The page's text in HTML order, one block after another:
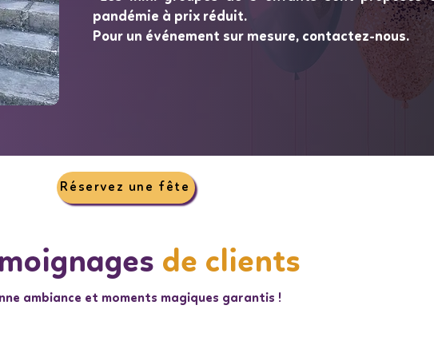
pandémie à prix réduit.
Pour un événement sur mesure, contactez-nous.
Réservez une fête
de clients
ambiance et moments magiques garantis !